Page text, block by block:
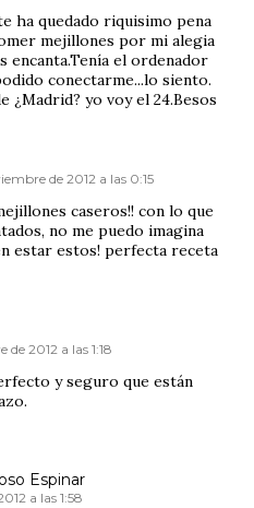
ha quedado riquisimo pena
mejillones por mi alegia
encanta.Tenía el ordenador
conectarme...lo siento.
¿Madrid? yo voy el 24.Besos
de 2012 a las 0:15
caseros!! con lo que
no me puedo imagina
estar estos! perfecta receta
de 2012 a las 1:18
y seguro que están
Espinar
a las 1:58